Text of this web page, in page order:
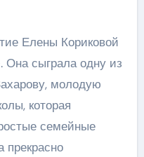
Елены Кориковой
Она сыграла одну из
молодую
которая
семейные
прекрасно